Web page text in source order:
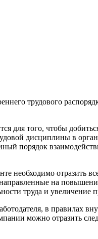
трудового
для того, чтобы
дисциплины в
порядок
необходимо отразить
направленные на
труда и увеличение
в правилах
можно отразить